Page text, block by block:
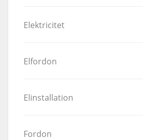
Elektricitet
Elfordon
Elinstallation
Fordon